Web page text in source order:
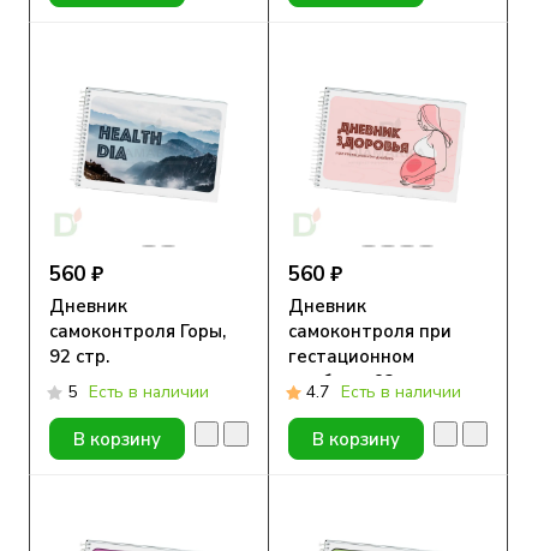
560 ₽
Дневник
самоконтроля Горы,
92 стр.
5 Есть в наличии
В корзину
560 ₽
Дневник
самоконтроля при
гестационном
диабете, 92 стр.
4.7 Есть в наличии
В корзину